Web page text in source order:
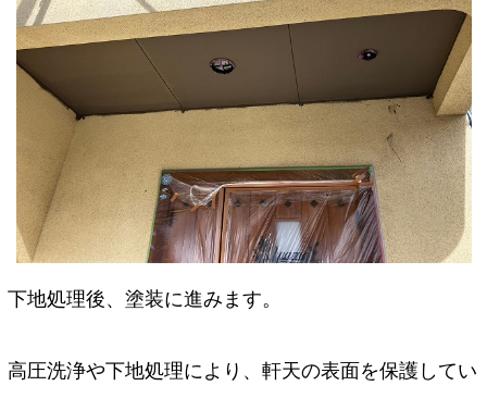
下地処理後、塗装に進みます。
高圧洗浄や下地処理により、軒天の表面を保護してい